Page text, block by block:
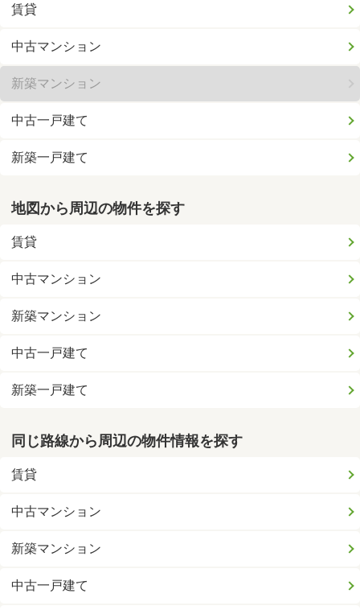
賃貸
中古マンション
新築マンション
中古一戸建て
新築一戸建て
地図から周辺の物件を探す
賃貸
中古マンション
新築マンション
中古一戸建て
新築一戸建て
同じ路線から周辺の物件情報を探す
賃貸
中古マンション
新築マンション
中古一戸建て